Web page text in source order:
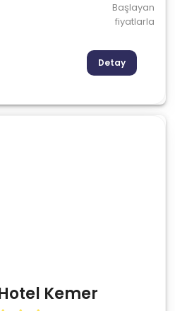
Başlayan
fiyatlarla
Detay
Kemer